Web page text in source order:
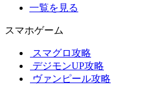
一覧を見る
スマホゲーム
スマグロ攻略
デジモンUP攻略
ヴァンピール攻略